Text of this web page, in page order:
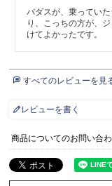
バダスが、乗ってい
り、こっちの方が、
けてよかったです。
すべてのレビューを見
レビューを書く
商品についてのお問い合